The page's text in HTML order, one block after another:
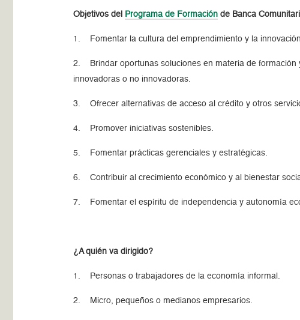
Objetivos del Programa de Formación de Banca
1. Fomentar la cultura del emprendimiento y la innovación.
2. Brindar oportunas soluciones en materia de formación
innovadoras o no innovadoras.
3. Ofrecer alternativas de acceso al crédito y otros
4. Promover iniciativas sostenibles.
5. Fomentar prácticas gerenciales y estratégicas.
6. Contribuir al crecimiento económico y al bienestar
7. Fomentar el espíritu de independencia y autonomía
¿A quién va dirigido?
1. Personas o trabajadores de la economía informal.
2. Micro, pequeños o medianos empresarios.